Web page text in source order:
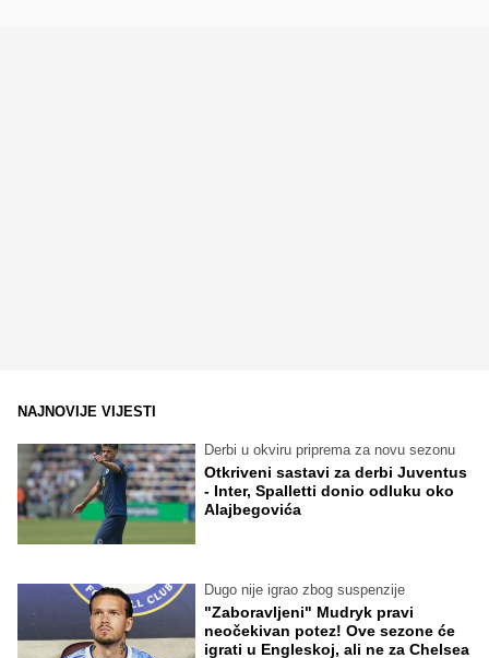
NAJNOVIJE VIJESTI
Derbi u okviru priprema za novu sezonu
Otkriveni sastavi za derbi Juventus
- Inter, Spalletti donio odluku oko
Alajbegovića
Dugo nije igrao zbog suspenzije
"Zaboravljeni" Mudryk pravi
neočekivan potez! Ove sezone će
igrati u Engleskoj, ali ne za Chelsea